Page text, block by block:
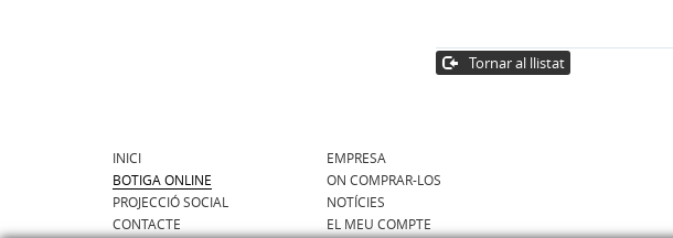
Tornar al llistat
INICI
EMPRESA
BOTIGA ONLINE
ON COMPRAR-LOS
PROJECCIÓ SOCIAL
NOTÍCIES
CONTACTE
EL MEU COMPTE